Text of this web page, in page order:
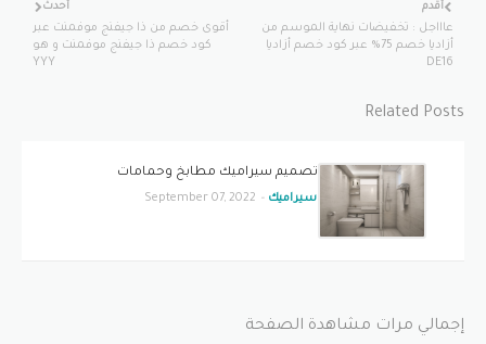
أحدث
أقوى خصم من ذا جيفنج موفمنت عبر
كود خصم ذا جيفنج موفمنت و هو
YYY
أقدم
عاااجل : تخفيضات نهاية الموسم من
أزاديا خصم 75% عبر كود خصم أزاديا
DE16
Related Posts
تصميم سيراميك مطابخ وحمامات
سيراميك -
September 07, 2022
إجمالي مرات مشاهدة الصفحة